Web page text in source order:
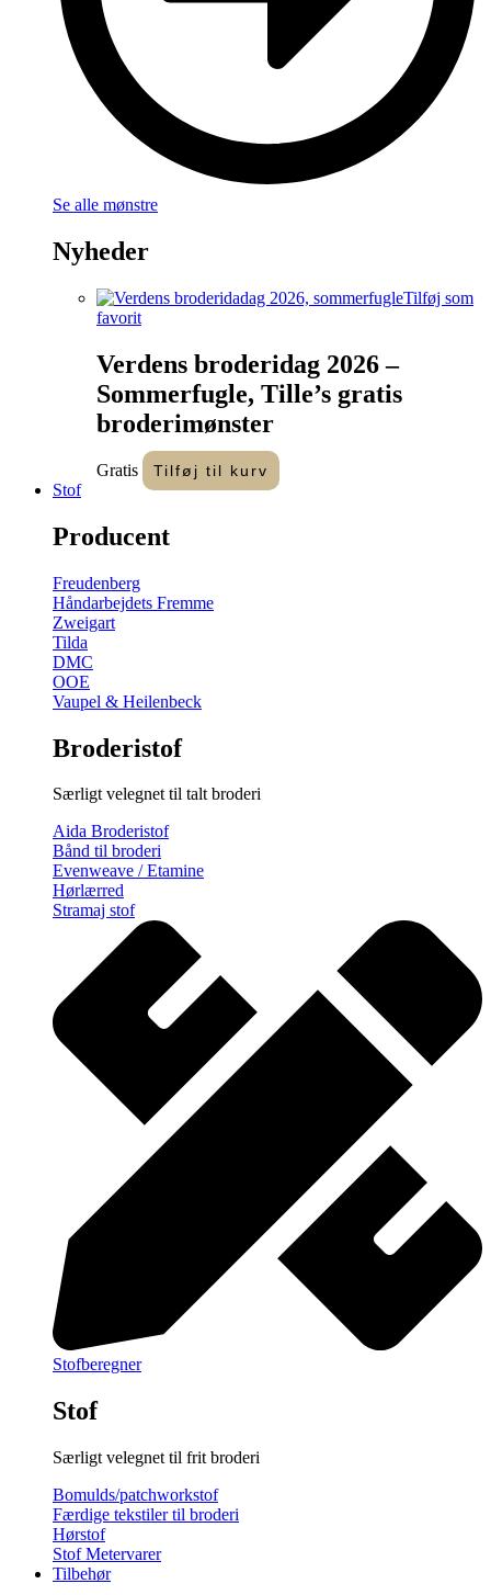
Se alle mønstre
Nyheder
Tilføj som
favorit
Verdens broderidag 2026 –
Sommerfugle, Tille’s gratis
broderimønster
Gratis Tilføj til kurv
Stof
Producent
Freudenberg
Håndarbejdets Fremme
Zweigart
Tilda
DMC
OOE
Vaupel & Heilenbeck
Broderistof
Særligt velegnet til talt broderi
Aida Broderistof
Bånd til broderi
Evenweave / Etamine
Hørlærred
Stramaj stof
Stofberegner
Stof
Særligt velegnet til frit broderi
Bomulds/patchworkstof
Færdige tekstiler til broderi
Hørstof
Stof Metervarer
Tilbehør